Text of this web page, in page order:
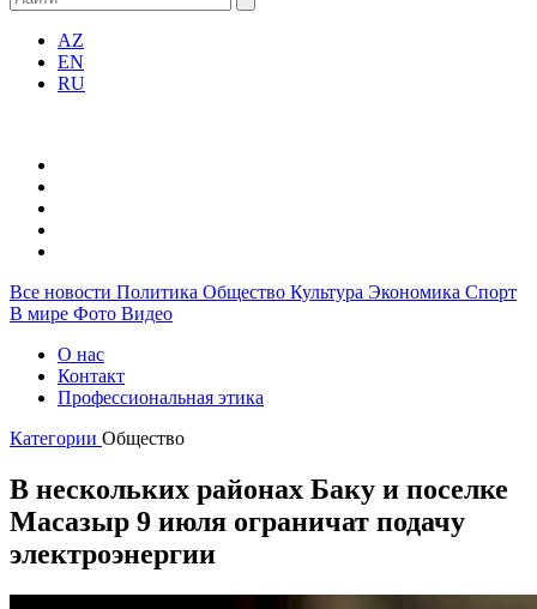
AZ
EN
RU
Все новости Политика Общество Культура Экономика Спорт
В мире Фото Видео
О нас
Контакт
Профессиональная этика
Категории Общество
В нескольких районах Баку и поселке
Масазыр 9 июля ограничат подачу
электроэнергии